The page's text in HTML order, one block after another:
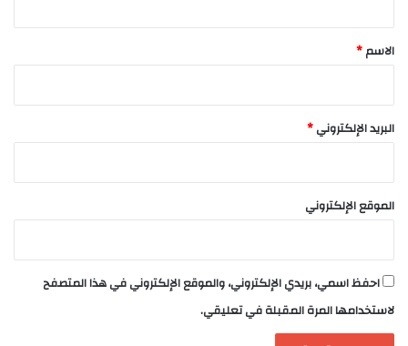
*
الاسم*
البريد الإلكتروني*
الموقع الإلكتروني
احفظ اسمي، بريدي الإلكتروني، والموقع الإلكتروني في هذا المتصفح
لاستخدامها المرة المقبلة في تعليقي.